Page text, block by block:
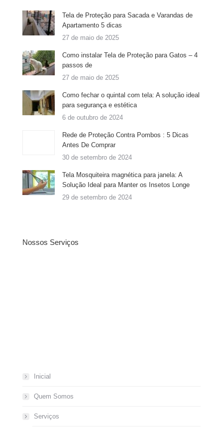
Tela de Proteção para Sacada e Varandas de
Apartamento 5 dicas
27 de maio de 2025
Como instalar Tela de Proteção para Gatos – 4
passos de
27 de maio de 2025
Como fechar o quintal com tela: A solução ideal
para segurança e estética
6 de outubro de 2024
Rede de Proteção Contra Pombos : 5 Dicas
Antes De Comprar
30 de setembro de 2024
Tela Mosquiteira magnética para janela: A
Solução Ideal para Manter os Insetos Longe
29 de setembro de 2024
Nossos Serviços
Inicial
Quem Somos
Serviços